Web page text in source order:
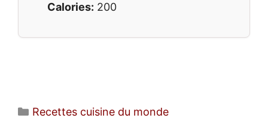
Calories: 200
Catégories
Recettes cuisine du monde